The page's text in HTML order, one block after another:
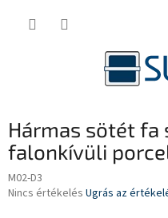
Hármas sötét
falonkívüli
M02-D3
A
Nincs értékelés Ugrás az